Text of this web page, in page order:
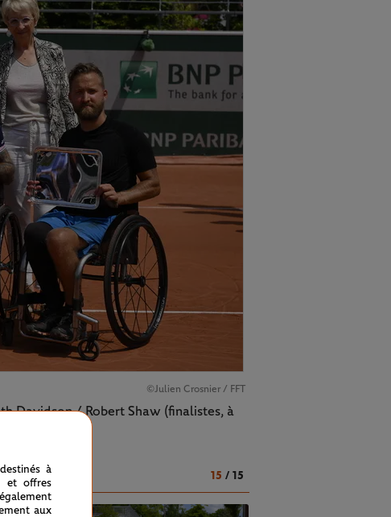
©Julien Crosnier / FFT
Davidson / Robert Shaw (finalistes, à
15 / 15
à
et offres
aux